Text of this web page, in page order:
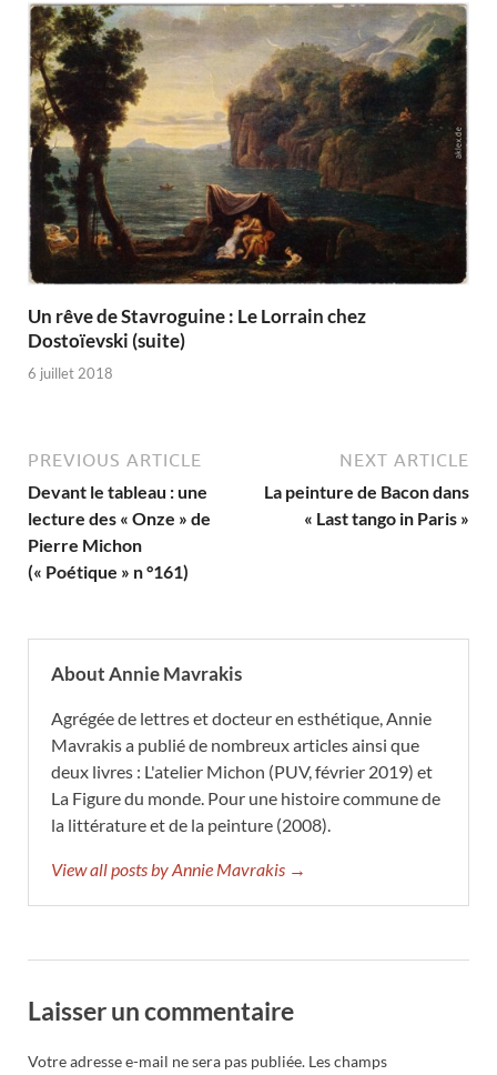
Un rêve de Stavroguine : Le Lorrain chez
Dostoïevski (suite)
6 juillet 2018
PREVIOUS ARTICLE
Devant le tableau : une
lecture des « Onze » de
Pierre Michon
(« Poétique » n °161)
NEXT ARTICLE
La peinture de Bacon dans
« Last tango in Paris »
About Annie Mavrakis
Agrégée de lettres et docteur en esthétique, Annie
Mavrakis a publié de nombreux articles ainsi que
deux livres : L'atelier Michon (PUV, février 2019) et
La Figure du monde. Pour une histoire commune de
la littérature et de la peinture (2008).
View all posts by Annie Mavrakis →
Laisser un commentaire
Votre adresse e-mail ne sera pas publiée. Les champs